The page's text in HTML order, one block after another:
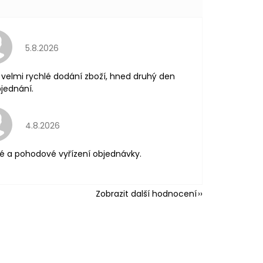
Hodnocení obchodu je 5 z 5 hvězdiček.
5.8.2026
rychlé dodání zboží, hned druhý den
Hodnocení obchodu je 5 z 5 hvězdiček.
4.8.2026
a pohodové vyřízení objednávky.
Zobrazit další hodnocení